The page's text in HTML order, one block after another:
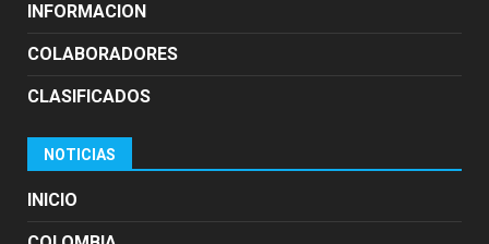
INFORMACION
COLABORADORES
CLASIFICADOS
NOTICIAS
INICIO